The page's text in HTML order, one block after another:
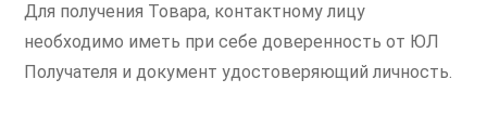
Для получения Товара, контактному лицу
необходимо иметь при себе доверенность от ЮЛ
Получателя и документ удостоверяющий личность.